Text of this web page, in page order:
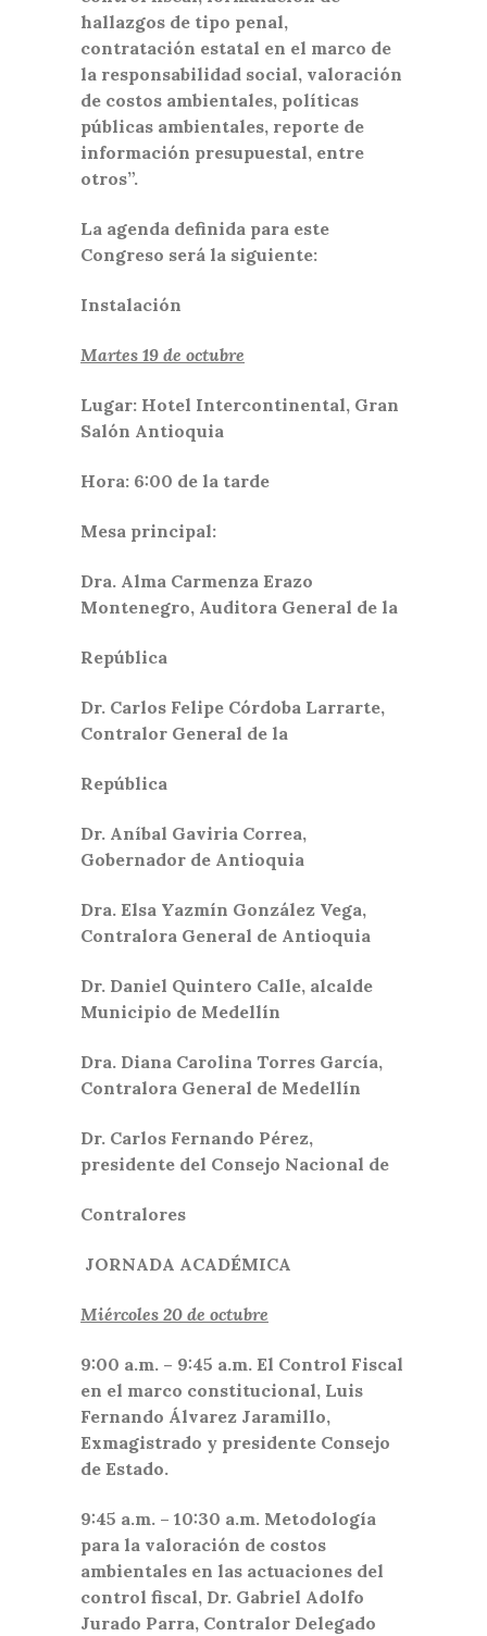
hallazgos de tipo penal,
contratación estatal en el marco de
la responsabilidad social, valoración
de costos ambientales, políticas
públicas ambientales, reporte de
información presupuestal, entre
otros”.
La agenda definida para este
Congreso será la siguiente:
Instalación
Martes 19 de octubre
Lugar: Hotel Intercontinental, Gran
Salón Antioquia
Hora: 6:00 de la tarde
Mesa principal:
Dra. Alma Carmenza Erazo
Montenegro, Auditora General de la
República
Dr. Carlos Felipe Córdoba Larrarte,
Contralor General de la
República
Dr. Aníbal Gaviria Correa,
Gobernador de Antioquia
Dra. Elsa Yazmín González Vega,
Contralora General de Antioquia
Dr. Daniel Quintero Calle, alcalde
Municipio de Medellín
Dra. Diana Carolina Torres García,
Contralora General de Medellín
Dr. Carlos Fernando Pérez,
presidente del Consejo Nacional de
Contralores
JORNADA ACADÉMICA
Miércoles 20 de octubre
9:00 a.m. – 9:45 a.m. El Control Fiscal
en el marco constitucional, Luis
Fernando Álvarez Jaramillo,
Exmagistrado y presidente Consejo
de Estado.
9:45 a.m. – 10:30 a.m. Metodología
para la valoración de costos
ambientales en las actuaciones del
control fiscal, Dr. Gabriel Adolfo
Jurado Parra, Contralor Delegado